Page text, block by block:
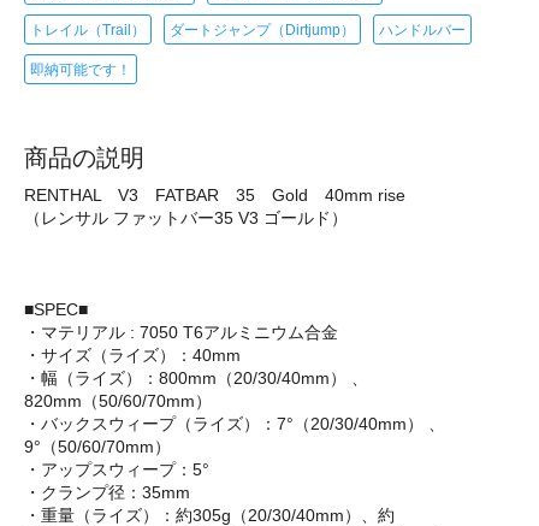
トレイル（Trail） ダートジャンプ（Dirtjump） ハンドルバー
即納可能です！
商品の説明
RENTHAL V3 FATBAR 35 Gold 40mm rise
（レンサル ファットバー35 V3 ゴールド）
■SPEC■
・マテリアル : 7050 T6アルミニウム合金
・サイズ（ライズ）：40mm
・幅（ライズ）：800mm（20/30/40mm） 、
820mm（50/60/70mm）
・バックスウィープ（ライズ）：7°（20/30/40mm） 、
9°（50/60/70mm）
・アップスウィープ：5°
・クランプ径：35mm
・重量（ライズ）：約305g（20/30/40mm）、約